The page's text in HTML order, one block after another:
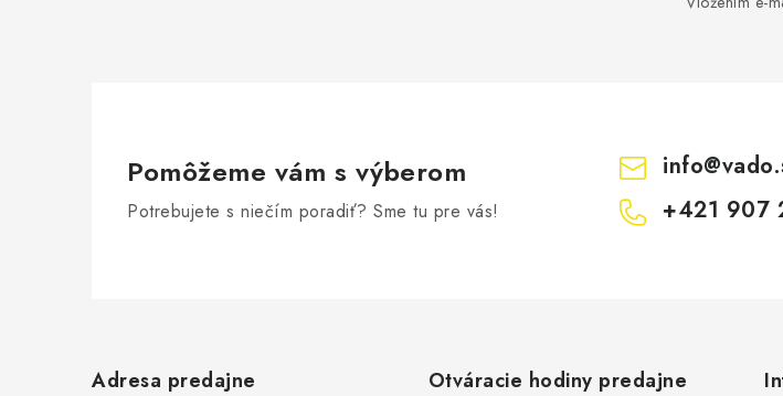
Pomôžeme vám s výberom
Potrebujete s niečím poradiť? Sme tu pre vás!
info@
+421 907
Adresa predajne Otváracie hodiny predajne